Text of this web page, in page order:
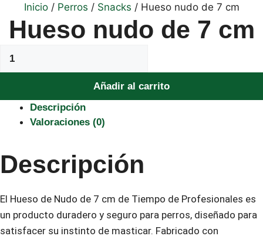
Inicio/ Perros / Snacks / Hueso nudo de 7 cm
Hueso nudo de 7 cm
nudo
cantidad
Añadir al carrito
Descripción
Valoraciones (0)
Descripción
El Hueso de Nudo de 7 cm de Tiempo de Profesionales es
un producto duradero y seguro para perros, diseñado para
satisfacer su instinto de masticar. Fabricado con